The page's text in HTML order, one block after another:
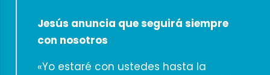
Jesús anuncia que seguirá siempre
con nosotros
«Yo estaré con ustedes hasta la